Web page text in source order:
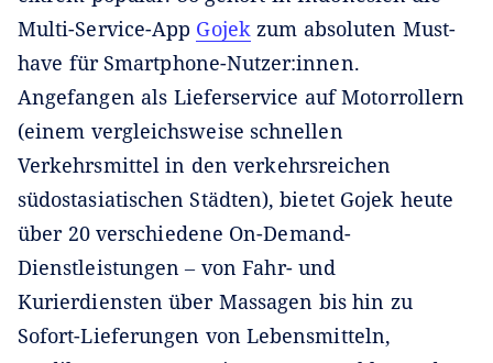
Multi-Service-App Gojek zum absoluten Must-
have für Smartphone-Nutzer:innen.
Angefangen als Lieferservice auf Motorrollern
(einem vergleichsweise schnellen
Verkehrsmittel in den verkehrsreichen
südostasiatischen Städten), bietet Gojek heute
über 20 verschiedene On-Demand-
Dienstleistungen ‒ von Fahr- und
Kurierdiensten über Massagen bis hin zu
Sofort-Lieferungen von Lebensmitteln,